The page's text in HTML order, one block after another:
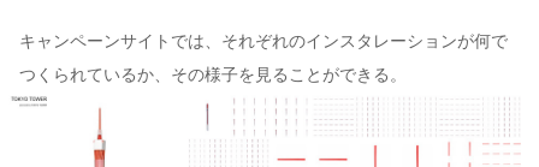
キャンペーンサイトでは、それぞれのインスタレーションが何で
つくられているか、その様子を見ることができる。